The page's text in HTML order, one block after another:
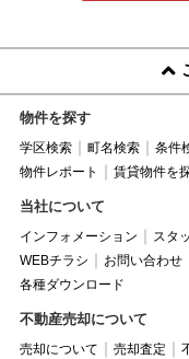
物件を探す
学区検索 町名検索 条件
物件レポート
賃貸物件を
当社について
インフォメーション スタ
WEBチラシ
お問い合わせ
各種ダウンロード
不動産売却について
売却について 売却査定